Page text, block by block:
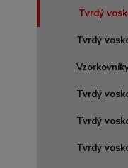
Tvrdý
Tvrdý
Tvrdý
Tvrdý
Tvrdý